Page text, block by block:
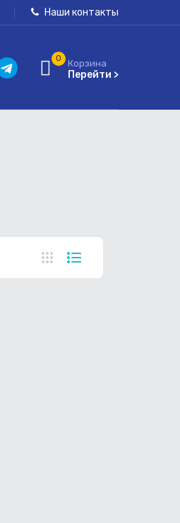
Наши контакты
0 Корзина
Перейти >